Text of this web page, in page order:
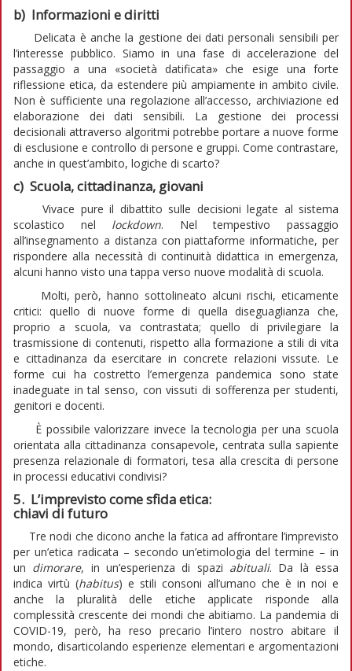
b) Informazioni e diritti
Delicata è anche la gestione dei dati personali sensibili per
l’interesse pubblico. Siamo in una fase di accelerazione del
passaggio a una «società datificata» che esige una forte
riflessione etica, da estendere più ampiamente in ambito civile.
Non è sufficiente una regolazione all’accesso, archiviazione ed
elaborazione dei dati sensibili. La gestione dei processi
decisionali attraverso algoritmi potrebbe portare a nuove forme
di esclusione e controllo di persone e gruppi. Come contrastare,
anche in quest’ambito, logiche di scarto?
c) Scuola, cittadinanza, giovani
Vivace pure il dibattito sulle decisioni legate al sistema
scolastico nel lockdown. Nel tempestivo passaggio
all’insegnamento a distanza con piattaforme informatiche, per
rispondere alla necessità di continuità didattica in emergenza,
alcuni hanno visto una tappa verso nuove modalità di scuola.
Molti, però, hanno sottolineato alcuni rischi, eticamente
critici: quello di nuove forme di quella diseguaglianza che,
proprio a scuola, va contrastata; quello di privilegiare la
trasmissione di contenuti, rispetto alla formazione a stili di vita
e cittadinanza da esercitare in concrete relazioni vissute. Le
forme cui ha costretto l’emergenza pandemica sono state
inadeguate in tal senso, con vissuti di sofferenza per studenti,
genitori e docenti.
È possibile valorizzare invece la tecnologia per una scuola
orientata alla cittadinanza consapevole, centrata sulla sapiente
presenza relazionale di formatori, tesa alla crescita di persone
in processi educativi condivisi?
5. L’imprevisto come sfida etica:
chiavi di futuro
Tre nodi che dicono anche la fatica ad affrontare l’imprevisto
per un’etica radicata – secondo un’etimologia del termine – in
un dimorare, in un’esperienza di spazi abituali. Da là essa
indica virtù (habitus) e stili consoni all’umano che è in noi e
anche la pluralità delle etiche applicate risponde alla
complessità crescente dei mondi che abitiamo. La pandemia di
COVID-19, però, ha reso precario l’intero nostro abitare il
mondo, disarticolando esperienze elementari e argomentazioni
etiche.